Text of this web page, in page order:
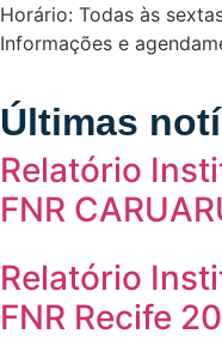
Horário: Todas às
Informações e
Últimas
Relatório
FNR
Relatório
FNR Recife